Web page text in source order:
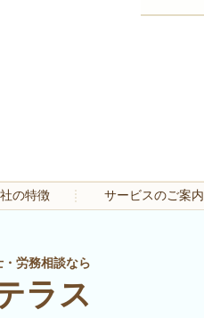
の特徴 サービスのご案内
労務相談なら
ラス